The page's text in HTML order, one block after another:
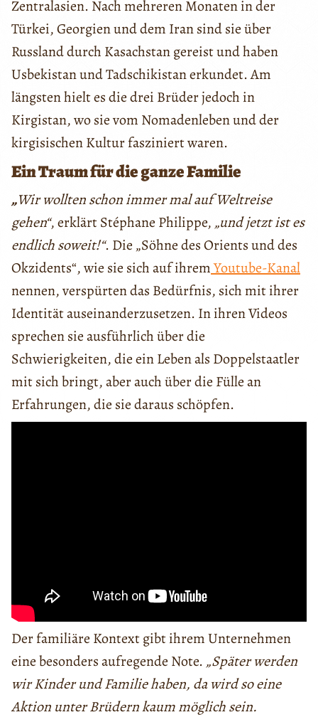
Zentralasien. Nach mehreren Monaten in der
Türkei, Georgien und dem Iran sind sie über
Russland durch Kasachstan gereist und haben
Usbekistan und Tadschikistan erkundet. Am
längsten hielt es die drei Brüder jedoch in
Kirgistan, wo sie vom Nomadenleben und der
kirgisischen Kultur fasziniert waren.
Ein Traum für die ganze Familie
„Wir wollten schon immer mal auf Weltreise
gehen“, erklärt Stéphane Philippe, „und jetzt ist es
endlich soweit!“. Die „Söhne des Orients und des
Okzidents“, wie sie sich auf ihremYoutube-Kanal
nennen, verspürten das Bedürfnis, sich mit ihrer
Identität auseinanderzusetzen. In ihren Videos
sprechen sie ausführlich über die
Schwierigkeiten, die ein Leben als Doppelstaatler
mit sich bringt, aber auch über die Fülle an
Erfahrungen, die sie daraus schöpfen.
Der familiäre Kontext gibt ihrem Unternehmen
eine besonders aufregende Note. „Später werden
wir Kinder und Familie haben, da wird so eine
Aktion unter Brüdern kaum möglich sein.